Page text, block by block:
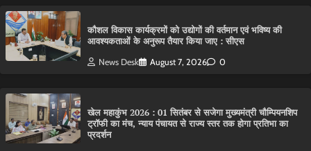
कौशल विकास कार्यक्रमों को उद्योगों की वर्तमान एवं भविष्य की
आवश्यकताओं के अनुरूप तैयार किया जाए : सीएस
News Desk August 7, 2026 0
खेल महाकुंभ 2026 : 01 सितंबर से सजेगा मुख्यमंत्री चौम्पियनशिप
ट्रॉफी का मंच, न्याय पंचायत से राज्य स्तर तक होगा प्रतिभा का
प्रदर्शन